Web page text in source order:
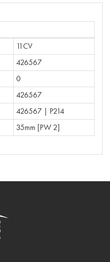
11CV
426567
0
426567
426567 | P214
35mm [PW 2]